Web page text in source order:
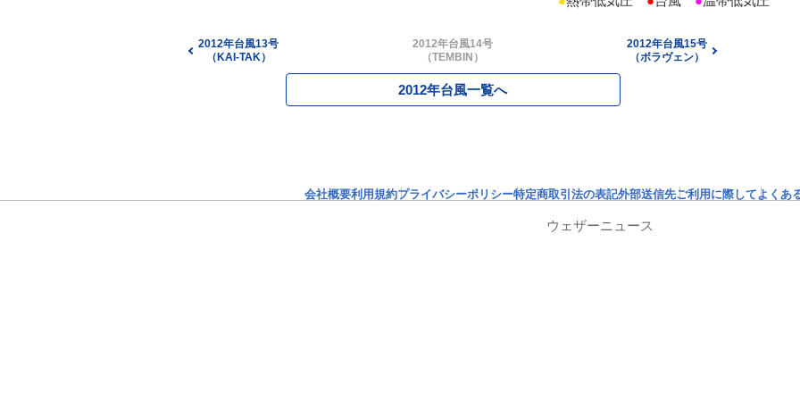
2012年台風13号
（KAI-TAK）
2012年台風14号
（TEMBIN）
2012年台風15号
（ボラヴェン）
2012年台風一覧へ
会社概要利用規約プライバシーポリシー特定商取引法の表記外部送信先ご利用に際してよくあ
ウェザーニュース